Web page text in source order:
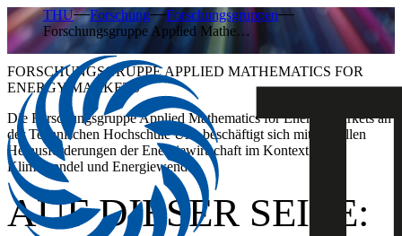
THU Forschung
Forschungsgruppen
Forschungsgruppe Applied Mathe…
FORSCHUNGSGRUPPE APPLIED MATHEMATICS FOR
ENERGY MARKETS
Die ForschungsgruppeApplied Mathematics for Energy Marketsan
der Technischen Hochschule Ulm beschäftigt sich mit aktuellen
Herausforderungen der Energiewirtschaft im Kontext von
Klimawandel und Energiewende.
AUF DIESER SEITE: